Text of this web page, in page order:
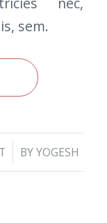
sem.
BYYOGESH